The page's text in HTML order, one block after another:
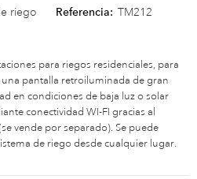
riego Referencia: TM212
para riegos residenciales, para
pantalla retroiluminada de gran
en condiciones de baja luz o solar
conectividad WI-FI gracias al
vende por separado). Se puede
de riego desde cualquier lugar.